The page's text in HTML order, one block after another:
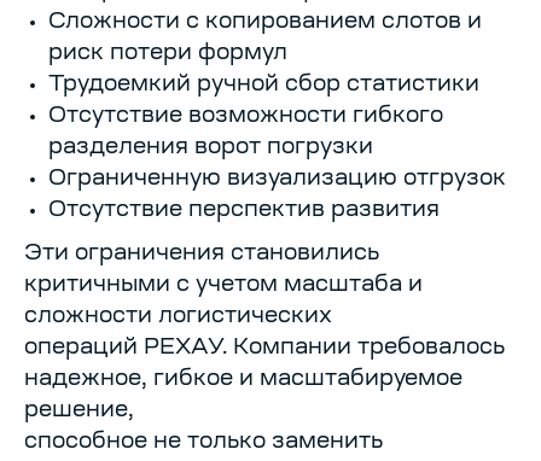
Сложности с копированием слотов и
риск потери формул
Трудоемкий ручной сбор статистики
Отсутствие возможности гибкого
разделения ворот погрузки
Ограниченную визуализацию отгрузок
Отсутствие перспектив развития
Эти ограничения становились
критичными с учетом масштаба и
сложности логистических
операций РЕХАУ. Компании требовалось
надежное, гибкое и масштабируемое
решение,
способное не только заменить